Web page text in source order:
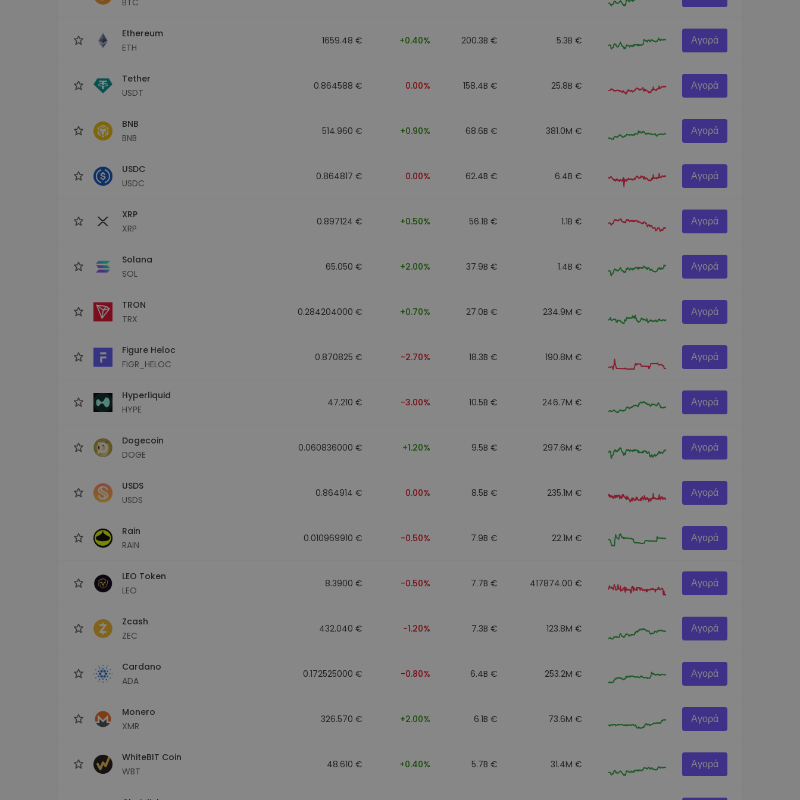
Ethereum
ETH
1659.48 € +0.40% 200.3B € 5.3B € Αγορά
Tether
USDT
0.864588 € 0.00% 158.4B € 25.8B € Αγορά
BNB
BNB
514.960 € +0.90% 68.6B € 381.0M € Αγορά
USDC
USDC
0.864817 € 0.00% 62.4B € 6.4B € Αγορά
XRP
XRP
0.897124 € +0.50% 56.1B € 1.1B € Αγορά
Solana
SOL
65.050 € +2.00% 37.9B € 1.4B € Αγορά
TRON
TRX
0.284204000 € +0.70% 27.0B € 234.9M € Αγορά
Figure Heloc
FIGR_HELOC
0.870825 € -2.70% 18.3B € 190.8M € Αγορά
Hyperliquid
HYPE
47.210 € -3.00% 10.5B € 246.7M € Αγορά
Dogecoin
DOGE
0.060836000 € +1.20% 9.5B € 297.6M € Αγορά
USDS
USDS
0.864914 € 0.00% 8.5B € 235.1M € Αγορά
Rain
RAIN
0.010969910 € -0.50% 7.9B € 22.1M € Αγορά
LEO Token
LEO
8.3900 € -0.50% 7.7B € 417874.00 € Αγορά
Zcash
ZEC
432.040 € -1.20% 7.3B € 123.8M € Αγορά
Cardano
ADA
0.172525000 € -0.80% 6.4B € 253.2M € Αγορά
Monero
XMR
326.570 € +2.00% 6.1B € 73.6M € Αγορά
WhiteBIT Coin
WBT
48.610 € +0.40% 5.7B € 31.4M € Αγορά